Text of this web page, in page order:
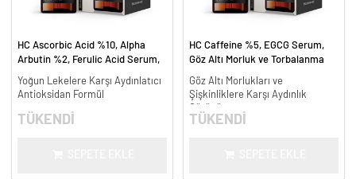
HC Ascorbic Acid %10, Alpha
Arbutin %2, Ferulic Acid Serum,
ml.
Yoğun Lekelere Karşı Aydınlatıcı
Antioksidan Formül
TÜKENDİ
HC Caffeine %5, EGCG Serum,
Göz Altı Morluk ve Torbalanma
Göz Altı Morlukları ve
Şişkinliklere Karşı Aydınlık
TÜKENDİ